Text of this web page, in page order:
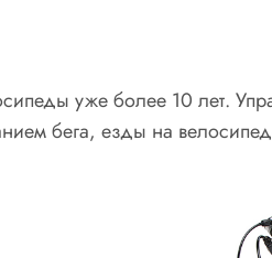
уже более 10 лет.
бега, езды на